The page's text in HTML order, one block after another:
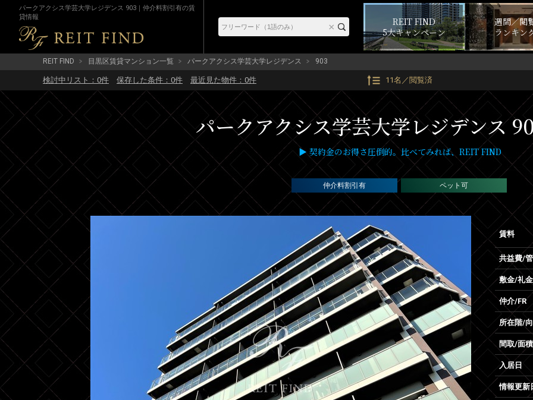
パークアクシス学芸大学レジデンス 903｜仲介料割引有の賃
貸情報
REIT FIND
5大キャンペーン
週間／閲
ランキン
REIT FIND 目黒区賃貸マンション一覧 パークアクシス学芸大学レジデンス 903
検討中リスト： 0件 保存した条件： 0件 最近見た物件： 0件 11名／閲覧済
パークアクシス学芸大学レジデンス
▶ 契約金のお得さ圧倒的。比べてみれば、REIT FIND
仲介料割引有 ペット可
賃料
共益費/
敷金/礼金
仲介/FR
所在階/
間取/面積
入居日
情報更新